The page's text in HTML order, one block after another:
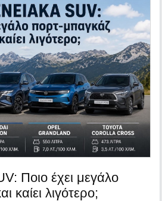
Ποιο έχει μεγάλο
καίει λιγότερο;